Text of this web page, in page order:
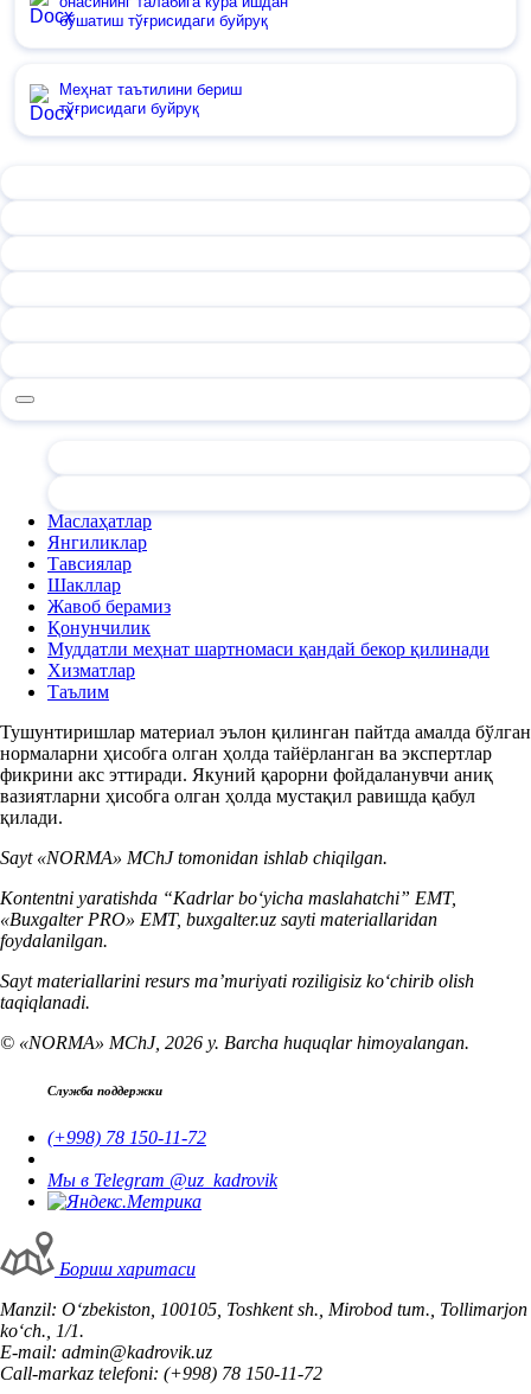
бўшатиш тўғрисидаги буйруқ
Меҳнат таътилини бериш
тўғрисидаги буйруқ
Маслаҳатлар
Янгиликлар
Тавсиялар
Шакллар
Жавоб берамиз
Қонунчилик
Муддатли меҳнат шартномаси қандай бекор қилинади
Хизматлар
Таълим
Тушунтиришлар материал эълон қилинган пайтда амалда бўлган
нормаларни ҳисобга олган ҳолда тайёрланган ва экспертлар
фикрини акс эттиради. Якуний қарорни фойдаланувчи аниқ
вазиятларни ҳисобга олган ҳолда мустақил равишда қабул
қилади.
Sayt «NORMA» MChJ tomonidan ishlab chiqilgan.
Kontentni yaratishda “Kadrlar boʻyicha maslahatchi” EMT,
«Buxgalter PRO» EMT, buxgalter.uz sayti materiallaridan
foydalanilgan.
Sayt materiallarini resurs ma’muriyati roziligisiz koʻchirib olish
taqiqlanadi.
© «NORMA» MChJ, 2026 y. Barcha huquqlar himoyalangan.
Служба поддержки
(+998) 78 150-11-72
Мы в Telegram @uz_kadrovik
Бориш харитаси
Manzil: Oʻzbekiston, 100105, Toshkent sh., Mirobod tum., Tollimarjon
koʻch., 1/1.
E-mail: admin@kadrovik.uz
Call-markaz telefoni: (+998) 78 150-11-72